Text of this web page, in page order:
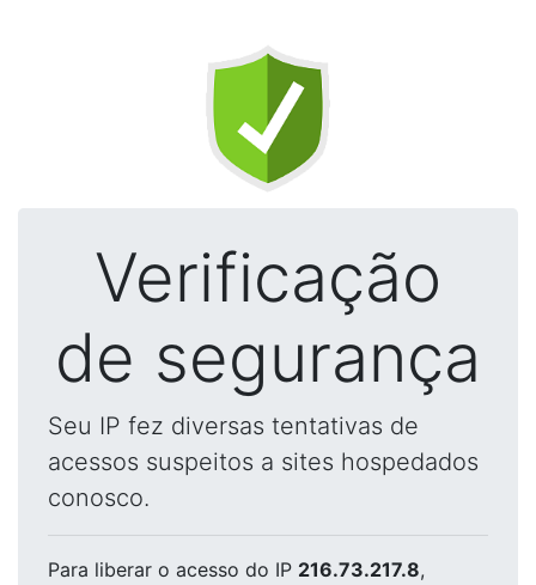
Verificação
de segurança
Seu IP fez diversas tentativas de
acessos suspeitos a sites hospedados
conosco.
Para liberar o acesso do IP 216.73.217.8,